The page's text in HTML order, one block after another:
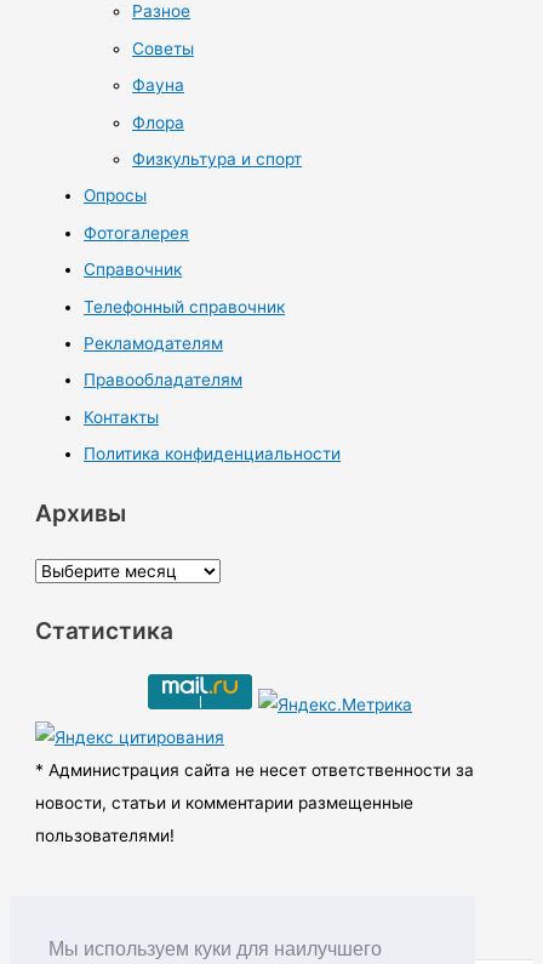
Мы используем куки для наилучшего
Разное
Советы
Фауна
Флора
Физкультура и спорт
Опросы
Фотогалерея
Справочник
Телефонный справочник
Рекламодателям
Правообладателям
Контакты
Политика конфиденциальности
Архивы
А
х
ы
Статистика
* Администрация сайта не несет ответственности за
новости, статьи и комментарии размещенные
пользователями!